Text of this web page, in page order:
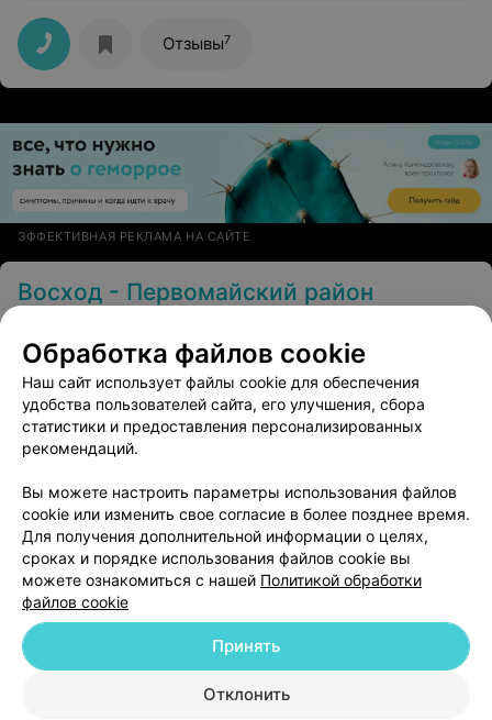
без особо напряга. Остались довольны
Отзывы7
ЭФФЕКТИВНАЯ РЕКЛАМА НА САЙТЕ
Восход - Первомайский район
Отзыв. Огромное спасибо мастеру, Голубцовой
Наталье за женскую стрижку. Рекомендую всем
женщинам!!! Очень понравилось.
Ещё 1 адрес
Добавить компанию
Обработка файлов cookie
Наш сайт использует файлы cookie для обеспечения
удобства пользователей сайта, его улучшения, сбора
статистики и предоставления персонализированных
рекомендаций.
Вы можете настроить параметры использования файлов
cookie или изменить свое согласие в более позднее время.
Для получения дополнительной информации о целях,
сроках и порядке использования файлов cookie вы
можете ознакомиться с нашей Политикой обработки
файлов cookie
Отклонить
Принять